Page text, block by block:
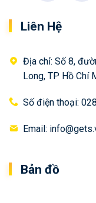
Liên Hệ
Địa chỉ: Số 8,
Long, TP Hồ Chí
Số điện thoại:
Email:
Bản đồ